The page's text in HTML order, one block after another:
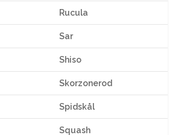
Rucula
Sar
Shiso
Skorzonerod
Spidskål
Squash